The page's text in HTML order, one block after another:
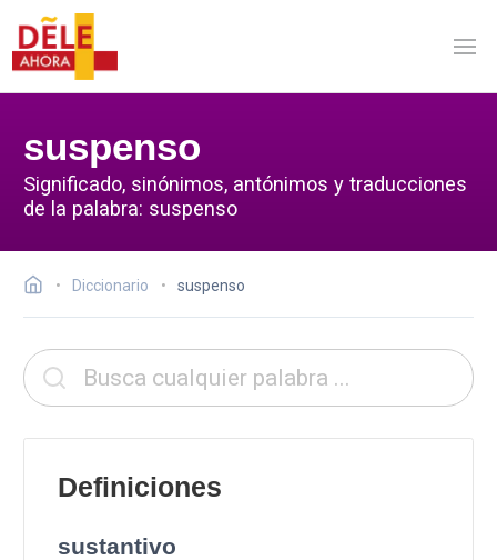
suspenso
Significado, sinónimos, antónimos y traducciones
de la palabra: suspenso
Diccionario suspenso
Definiciones
sustantivo